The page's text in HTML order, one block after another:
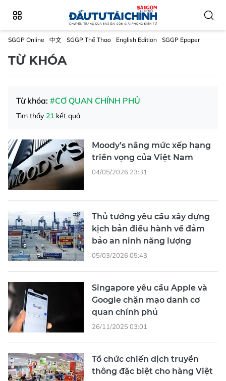
SGGP Online 中文 SGGP Thể Thao English Edition SGGP Epaper
TỪ KHÓA
Từ khóa: #CƠ QUAN CHÍNH PHỦ
Tìm thấy 21 kết quả
Moody’s nâng mức xếp hạng
triển vọng của Việt Nam
04/05/2026 23:31
Thủ tướng yêu cầu xây dựng
kịch bản điều hành về đảm
bảo an ninh năng lượng
05/03/2026 05:43
Singapore yêu cầu Apple và
Google chặn mạo danh cơ
quan chính phủ
26/11/2025 03:01
Tổ chức chiến dịch truyền
thông đặc biệt cho hàng Việt